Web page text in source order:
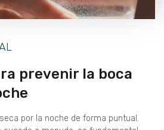
prevenir la boca
por la noche de forma puntual.